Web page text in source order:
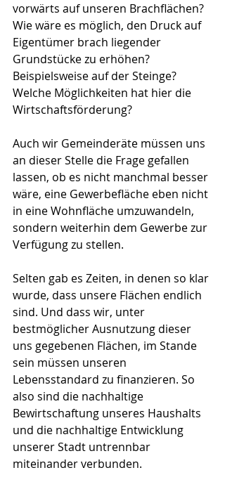
vorwärts auf unseren Brachflächen?
Wie wäre es möglich, den Druck auf
Eigentümer brach liegender
Grundstücke zu erhöhen?
Beispielsweise auf der Steinge?
Welche Möglichkeiten hat hier die
Wirtschaftsförderung?
Auch wir Gemeinderäte müssen uns
an dieser Stelle die Frage gefallen
lassen, ob es nicht manchmal besser
wäre, eine Gewerbefläche eben nicht
in eine Wohnfläche umzuwandeln,
sondern weiterhin dem Gewerbe zur
Verfügung zu stellen.
Selten gab es Zeiten, in denen so klar
wurde, dass unsere Flächen endlich
sind. Und dass wir, unter
bestmöglicher Ausnutzung dieser
uns gegebenen Flächen, im Stande
sein müssen unseren
Lebensstandard zu finanzieren. So
also sind die nachhaltige
Bewirtschaftung unseres Haushalts
und die nachhaltige Entwicklung
unserer Stadt untrennbar
miteinander verbunden.